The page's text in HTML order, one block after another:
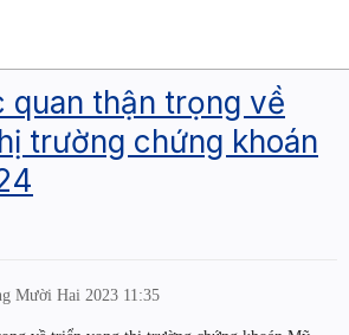
quan thận trọng về
trường chứng khoán
Mười Hai 2023 11:35